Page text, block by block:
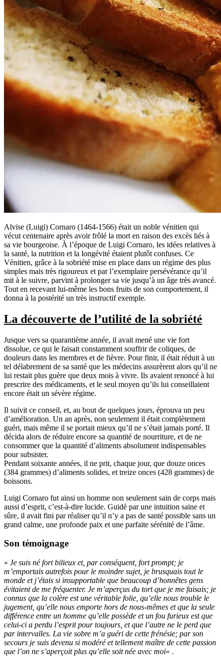
Alvise (Luigi) Cornaro (1464-1566) était un noble vénitien qui
vécut centenaire après avoir frôlé la mort en raison des excès liés à
sa vie bourgeoise. À l’époque de Luigi Cornaro, les idées relatives à
la santé, la nutrition et la longévité étaient plutôt confuses. Ce
Vénitien, grâce à la sobriété mise en place dans un régime des plus
simples mais très rigoureux et par l’exemplaire persévérance qu’il
mit à le suivre, parvint à prolonger sa vie jusqu’à un âge très avancé.
Tout en recevant lui-même les bons fruits de son comportement, il
donna à la postérité un très instructif exemple.
La découverte de l’utilité de la sobriété
Jusque vers sa quarantième année, il avait mené une vie fort
dissolue, ce qui le faisait constamment souffrir de coliques, de
douleurs dans les membres et de fièvre. Pour finir, il était réduit à un
tel délabrement de sa santé que les médecins assurèrent alors qu’il ne
lui restait plus guère que deux mois à vivre. Ils avaient renoncé à lui
prescrire des médicaments, et le seul moyen qu’ils lui conseillaient
encore était un sévère régime.
Il suivit ce conseil, et, au bout de quelques jours, éprouva un peu
d’amélioration. Un an après, non seulement il était complètement
guéri, mais même il se portait mieux qu’il ne s’était jamais porté. Il
décida alors de réduire encore sa quantité de nourriture, et de ne
consommer que la quantité d’aliments absolument indispensables
pour subsister.
Pendant soixante années, il ne prit, chaque jour, que douze onces
(384 grammes) d’aliments solides, et treize onces (428 grammes) de
boissons.
Luigi Cornaro fut ainsi un homme non seulement sain de corps mais
aussi d’esprit, c’est-à-dire lucide. Guidé par une intuition saine et
sûre, il avait fini par réaliser qu’il n’y a pas de santé possible sans un
grand calme, une profonde paix et une parfaite sérénité de l’âme.
Son témoignage
« Je suis né fort bilieux et, par conséquent, fort prompt; je
m’emportais autrefois pour le moindre sujet, je brusquais tout le
monde et j’étais si insupportable que beaucoup d’honnêtes gens
évitaient de me fréquenter. Je m’aperçus du tort que je me faisais; je
connus que la colère est une véritable folie, qu’elle nous trouble le
jugement, qu’elle nous emporte hors de nous-mêmes et que la seule
différence entre un homme qu’elle possède et un fou furieux est que
celui-ci a perdu l’esprit pour toujours, et que l’autre ne le perd que
par intervalles. La vie sobre m’a guéri de cette frénésie; par son
secours je suis devenu si modéré et tellement maître de cette passion
que l’on ne s’aperçoit plus qu’elle soit née avec moi« .